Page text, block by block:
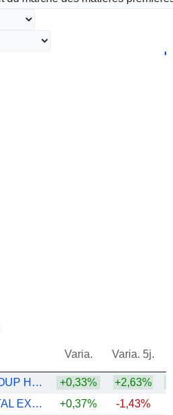
Varia. Varia. 5j.
SWISSQUOTE GROUP HOLDING SA
+0,33% +2,63%
INTERCONTINENTAL EXCHANGE, INC.
+0,37% -1,43%